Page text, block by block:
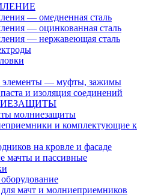
— омедненная сталь
— оцинкованная сталь
— нержавеющая сталь
элементы — муфты, зажимы
и изоляция соединений
молниезащиты
и комплектующие к
на кровле и фасаде
мачты и пассивные
мачт и молниеприемников